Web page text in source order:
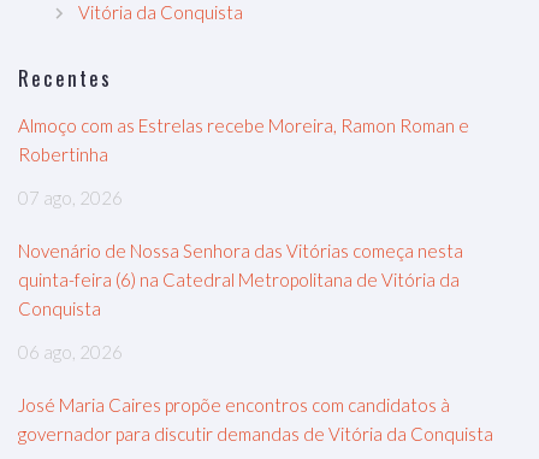
Vitória da Conquista
Recentes
Almoço com as Estrelas recebe Moreira, Ramon Roman e
Robertinha
07 ago, 2026
Novenário de Nossa Senhora das Vitórias começa nesta
quinta-feira (6) na Catedral Metropolitana de Vitória da
Conquista
06 ago, 2026
José Maria Caires propõe encontros com candidatos à
governador para discutir demandas de Vitória da Conquista